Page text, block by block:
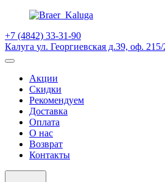
+7 (4842) 33-31-90
Калуга ул. Георгиевская д.39, оф. 215/
Акции
Скидки
Рекомендуем
Доставка
Оплата
О нас
Возврат
Контакты